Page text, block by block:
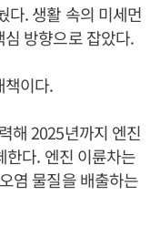
다. 생활 속의 미세먼
방향으로 잡았다.
책이다.
해 2025년까지 엔진
한다. 엔진 이륜차는
염 물질을 배출하는